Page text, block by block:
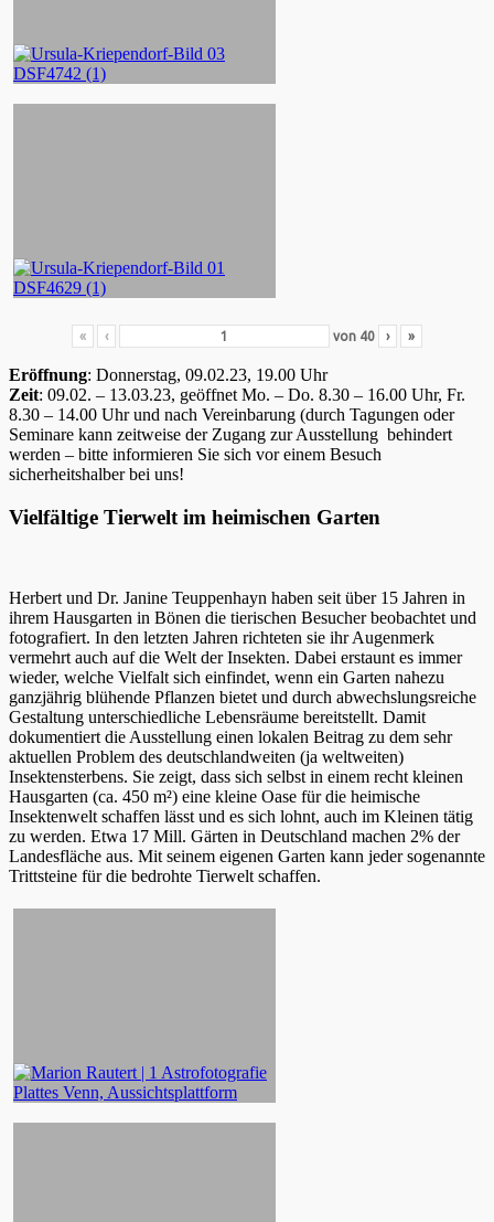
« ‹ von 40 › »
Eröffnung: Donnerstag, 09.02.23, 19.00 Uhr
Zeit: 09.02. – 13.03.23, geöffnet Mo. – Do. 8.30 – 16.00 Uhr, Fr.
8.30 – 14.00 Uhr und nach Vereinbarung (durch Tagungen oder
Seminare kann zeitweise der Zugang zur Ausstellung behindert
werden – bitte informieren Sie sich vor einem Besuch
sicherheitshalber bei uns!
Vielfältige Tierwelt im heimischen Garten
Herbert und Dr. Janine Teuppenhayn haben seit über 15 Jahren in
ihrem Hausgarten in Bönen die tierischen Besucher beobachtet und
fotografiert. In den letzten Jahren richteten sie ihr Augenmerk
vermehrt auch auf die Welt der Insekten. Dabei erstaunt es immer
wieder, welche Vielfalt sich einfindet, wenn ein Garten nahezu
ganzjährig blühende Pflanzen bietet und durch abwechslungsreiche
Gestaltung unterschiedliche Lebensräume bereitstellt. Damit
dokumentiert die Ausstellung einen lokalen Beitrag zu dem sehr
aktuellen Problem des deutschlandweiten (ja weltweiten)
Insektensterbens. Sie zeigt, dass sich selbst in einem recht kleinen
Hausgarten (ca. 450 m²) eine kleine Oase für die heimische
Insektenwelt schaffen lässt und es sich lohnt, auch im Kleinen tätig
zu werden. Etwa 17 Mill. Gärten in Deutschland machen 2% der
Landesfläche aus. Mit seinem eigenen Garten kann jeder sogenannte
Trittsteine für die bedrohte Tierwelt schaffen.